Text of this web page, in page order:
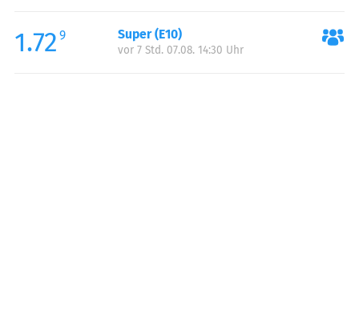
Samstag:
00:00-24:00
Sonntag:
1.72 9 Super (E10)
vor 7 Std. 07.08. 14:30 Uhr